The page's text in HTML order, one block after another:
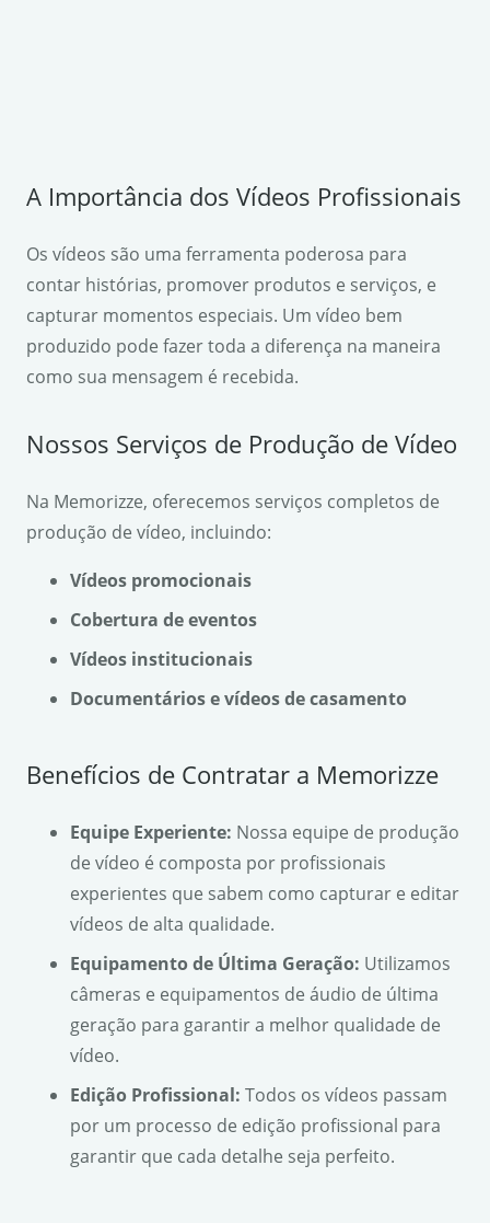
A Importância dos Vídeos Profissionais
Os vídeos são uma ferramenta poderosa para
contar histórias, promover produtos e serviços, e
capturar momentos especiais. Um vídeo bem
produzido pode fazer toda a diferença na maneira
como sua mensagem é recebida.
Nossos Serviços de Produção de Vídeo
Na Memorizze, oferecemos serviços completos de
produção de vídeo, incluindo:
Vídeos promocionais
Cobertura de eventos
Vídeos institucionais
Documentários e vídeos de casamento
Benefícios de Contratar a Memorizze
Equipe Experiente: Nossa equipe de produção
de vídeo é composta por profissionais
experientes que sabem como capturar e editar
vídeos de alta qualidade.
Equipamento de Última Geração: Utilizamos
câmeras e equipamentos de áudio de última
geração para garantir a melhor qualidade de
vídeo.
Edição Profissional: Todos os vídeos passam
por um processo de edição profissional para
garantir que cada detalhe seja perfeito.